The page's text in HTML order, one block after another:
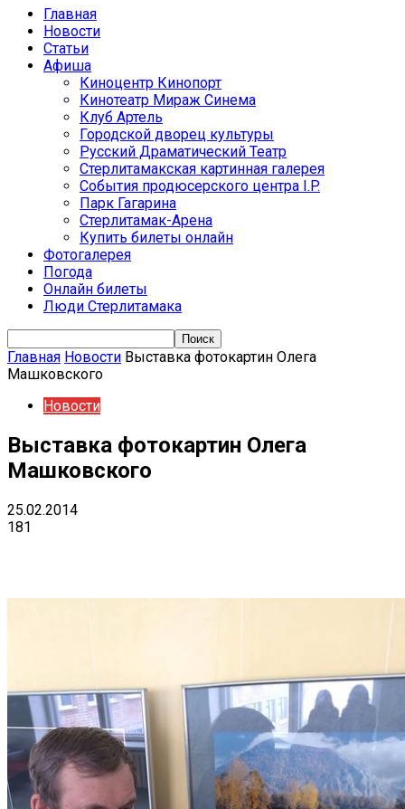
Главная
Новости
Статьи
Афиша
Киноцентр Кинопорт
Кинотеатр Мираж Синема
Клуб Артель
Городской дворец культуры
Русский Драматический Театр
Стерлитамакская картинная галерея
События продюсерского центра I.P.
Парк Гагарина
Стерлитамак-Арена
Купить билеты онлайн
Фотогалерея
Погода
Онлайн билеты
Люди Стерлитамака
Главная Новости Выставка фотокартин Олега
Машковского
Новости
Выставка фотокартин Олега
Машковского
25.02.2014
181